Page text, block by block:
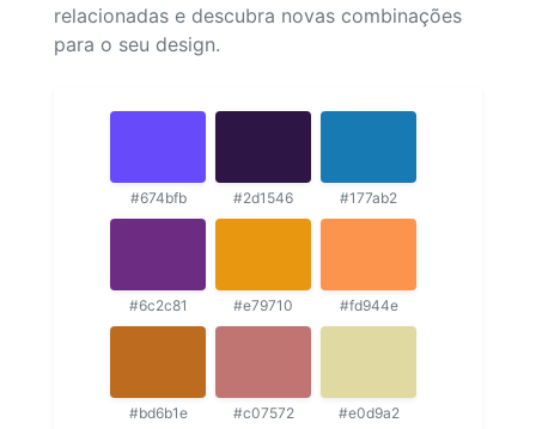
relacionadas e descubra novas combinações
para o seu design.
#674bfb #2d1546 #177ab2
#6c2c81 #e79710 #fd944e
#bd6b1e #c07572 #e0d9a2